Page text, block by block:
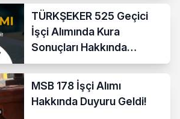
TÜRKŞEKER 525 Geçici
İşçi Alımında Kura
Sonuçları Hakkında
Duyuru!
MSB 178 İşçi Alımı
Hakkında Duyuru Geldi!